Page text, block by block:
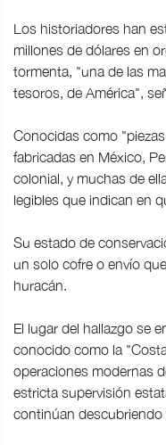
Los historiadores han
millones de dólares en
tormenta, "una de las
tesoros, de América",
Conocidas como
fabricadas en México,
colonial, y muchas de
legibles que indican en
Su estado de
un solo cofre o envío
huracán.
El lugar del hallazgo se
conocido como la
operaciones modernas
estricta supervisión
continúan descubriendo